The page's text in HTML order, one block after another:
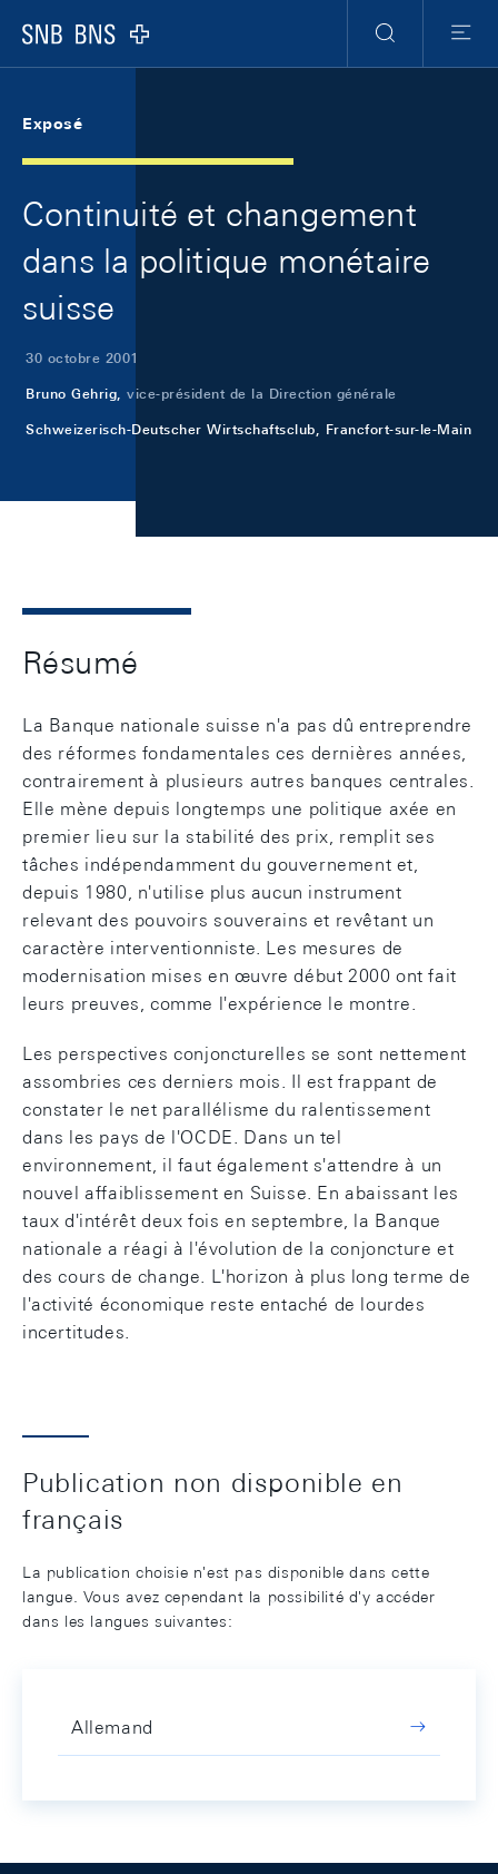
Logo
RechercheMenu
Exposé
Continuité et changement
dans la politique monétaire
suisse
30 octobre 2001
Bruno Gehrig, vice-président de la Direction générale
Schweizerisch-Deutscher Wirtschaftsclub, Francfort-sur-le-Main
Résumé
La Banque nationale suisse n'a pas dû entreprendre
des réformes fondamentales ces dernières années,
contrairement à plusieurs autres banques centrales.
Elle mène depuis longtemps une politique axée en
premier lieu sur la stabilité des prix, remplit ses
tâches indépendamment du gouvernement et,
depuis 1980, n'utilise plus aucun instrument
relevant des pouvoirs souverains et revêtant un
caractère interventionniste. Les mesures de
modernisation mises en œuvre début 2000 ont fait
leurs preuves, comme l'expérience le montre.
Les perspectives conjoncturelles se sont nettement
assombries ces derniers mois. Il est frappant de
constater le net parallélisme du ralentissement
dans les pays de l'OCDE. Dans un tel
environnement, il faut également s'attendre à un
nouvel affaiblissement en Suisse. En abaissant les
taux d'intérêt deux fois en septembre, la Banque
nationale a réagi à l'évolution de la conjoncture et
des cours de change. L'horizon à plus long terme de
l'activité économique reste entaché de lourdes
incertitudes.
Publication non disponible en
français
La publication choisie n'est pas disponible dans cette
langue. Vous avez cependant la possibilité d'y accéder
dans les langues suivantes:
Allemand